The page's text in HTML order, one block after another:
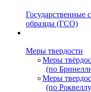
Государственные
образцы (ГСО)
Меры твердости
Меры
(по
Меры
(по